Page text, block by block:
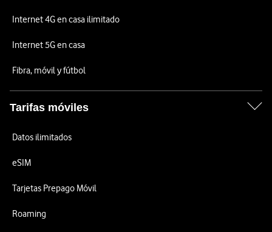
Internet 4G en casa ilimitado
Internet 5G en casa
Fibra, móvil y fútbol
Tarifas móviles
Datos ilimitados
eSIM
Tarjetas Prepago Móvil
Roaming